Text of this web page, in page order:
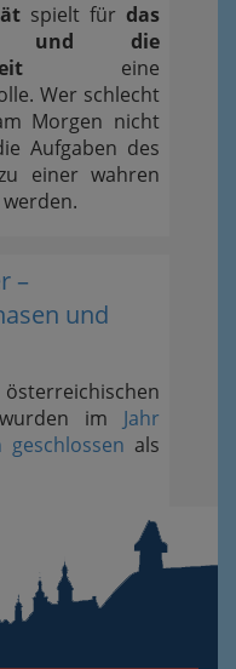
spielt für das
und die
eine
Wer schlecht
Morgen nicht
Aufgaben des
einer wahren
–
und
im Jahr
als